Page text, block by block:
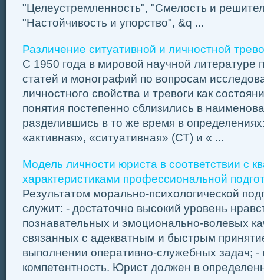
"Целеустремленность", "Смелость и
"Настойчивость и упорство", &q ...
Различение ситуативной и личностной
С 1950 года в мировой научной литературе
статей и монографий по вопросам
личностного свойства и тревоги как
понятия постепенно сблизились в
разделившись в то же время в
«активная», «ситуативная» (СТ) и « ...
Модель личности юриста в соответствии с
характеристиками профессиональной
Результатом морально-психологической
служит: - достаточно высокий уровень
познавательных и эмоционально-волевых
связанных с адекватным и быстрым
выполнении оперативно-служебных задач; -
компетентность. Юрист должен в